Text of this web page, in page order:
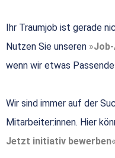
Ihr Traumjob ist gerade
Nutzen Sie unseren
wenn wir etwas
Wir sind immer auf der
Mitarbeiter:innen. Hier
Jetzt initiativ bewerben